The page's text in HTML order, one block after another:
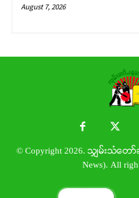
August 7, 2026
© Copyright 2026. သျှမ်းသံတော်
News). All